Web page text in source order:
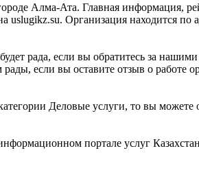
Алма-Ата. Главная информация,
uslugikz.su. Организация находится
рада, если вы обратитесь за
если вы оставите отзыв о работе
Деловые услуги, то вы можете
портале услуг